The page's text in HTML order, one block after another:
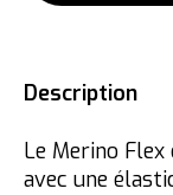
Description
Le Merino
avec une